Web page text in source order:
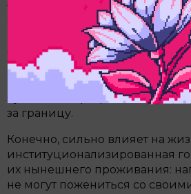
того, квир-пары сталкиваются
связанными с опекой над
мои респондентки,
буквально бороться с отцами
может много лет не
ребёнка, но при этом не
бумаги и не разрешает матери
за границу.
Конечно, сильно влияет на
институционализированная
их нынешнего проживания:
не могут пожениться со